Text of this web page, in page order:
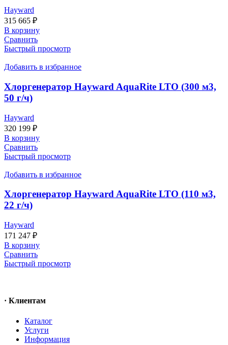
Hayward
315 665 ₽
В корзину
Сравнить
Быстрый просмотр
Добавить в избранное
Хлоргенератор Hayward AquaRite LTO (300 м3,
50 г/ч)
Hayward
320 199 ₽
В корзину
Сравнить
Быстрый просмотр
Добавить в избранное
Хлоргенератор Hayward AquaRite LTO (110 м3,
22 г/ч)
Hayward
171 247 ₽
В корзину
Сравнить
Быстрый просмотр
· Клиентам
Каталог
Услуги
Информация